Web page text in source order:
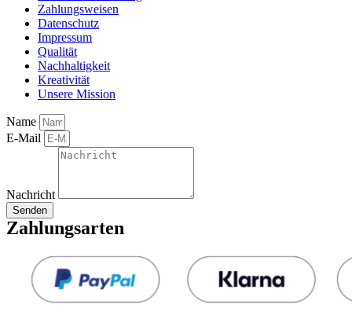
Zahlungsweisen
Datenschutz
Impressum
Qualität
Nachhaltigkeit
Kreativität
Unsere Mission
Name
E-Mail
Nachricht
Senden
Zahlungsarten